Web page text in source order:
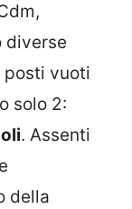
diverse
posti vuoti
solo 2:
. Assenti
della